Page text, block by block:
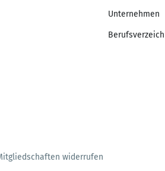
Unternehmen
widerrufen